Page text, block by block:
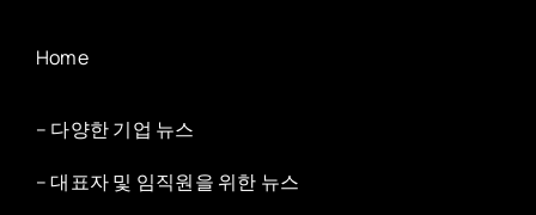
Home
– 다양한 기업 뉴스
– 대표자 및 임직원을 위한 뉴스